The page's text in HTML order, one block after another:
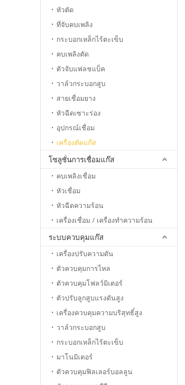
หัวตัด
ที่จับคบเพลิง
กระบอกเหล็กไร้ตะเข็บ
คบเพลิงตัด
ตัวจับแฟลชแบ็ค
วาล์วกระบอกสูบ
สายเชื่อมยาง
หัวฉีดเซาะร่อง
อุปกรณ์เชื่อม
เครื่องตัดแก๊ส
โซลูชั่นการเชื่อมแก๊ส
คบเพลิงเชื่อม
หัวเชื่อม
หัวฉีดความร้อน
เครื่องเชื่อม / เครื่องทำความร้อน
ระบบควบคุมแก๊ส
เครื่องปรับความดัน
ตัวควบคุมการไหล
ตัวควบคุมโฟลว์มิเตอร์
ตัวปรับลูกสูบแรงดันสูง
เครื่องควบคุมความบริสุทธิ์สูง
วาล์วกระบอกสูบ
กระบอกเหล็กไร้ตะเข็บ
มาโนมิเตอร์
ตัวควบคุมฟิลเลอร์บอลลูน